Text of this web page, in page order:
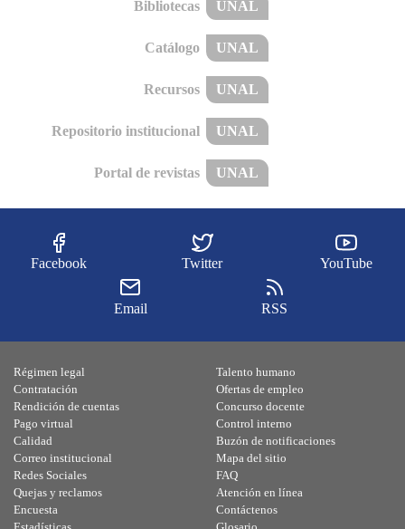
Bibliotecas UNAL
Catálogo UNAL
Recursos UNAL
Repositorio institucional UNAL
Portal de revistas UNAL
Facebook Twitter YouTube
Email RSS
Régimen legal
Contratación
Rendición de cuentas
Pago virtual
Calidad
Talento humano
Ofertas de empleo
Concurso docente
Control interno
Buzón de notificaciones
Correo institucional
Redes Sociales
Quejas y reclamos
Encuesta
Mapa del sitio
FAQ
Atención en línea
Contáctenos